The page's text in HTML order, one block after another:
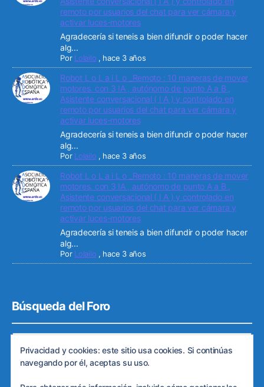
remoto por usuarios del chat para ver cámara y
activar luces-motores
Agradecería si teneis a bien difundir o poder hacer
alg...
Por Lolailo , hace 3 años
Robot L o L a i L o _Remoto : 10 maneras de mover
motores. con 3 IA , autónomo de punto A a B ,
Asistente conversacional ( I A ) y controlado en
remoto por usuarios del chat para ver cámara y
activar luces-motores
Agradecería si teneis a bien difundir o poder hacer
alg...
Por Lolailo , hace 3 años
Robot L o L a i L o _Remoto : 10 maneras de mover
motores. con 3 IA , autónomo de punto A a B ,
Asistente conversacional ( I A ) y controlado en
remoto por usuarios del chat para ver cámara y
activar luces-motores
Agradecería si teneis a bien difundir o poder hacer
alg...
Por Lolailo , hace 3 años
Búsqueda del Foro
Privacidad y cookies: este sitio usa cookies. Si continúas
navegando por él, aceptas su uso.